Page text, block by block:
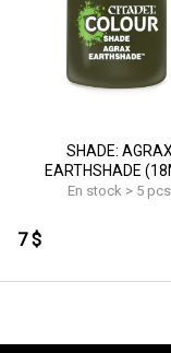
SHADE: AGRAX
EARTHSHADE
En stock > 5 pcs
7 $